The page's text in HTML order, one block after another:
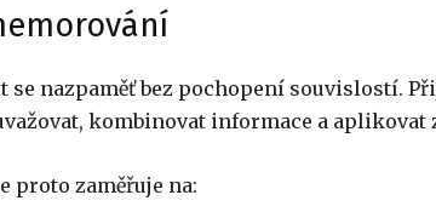
se nazpaměť bez pochopení souvislostí.
kombinovat informace a
proto zaměřuje na: